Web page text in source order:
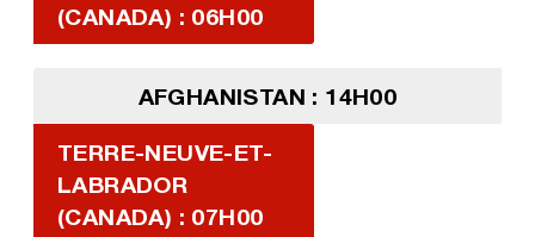
(CANADA) : 06H00
AFGHANISTAN : 14H00
TERRE-NEUVE-ET-
LABRADOR
(CANADA) : 07H00